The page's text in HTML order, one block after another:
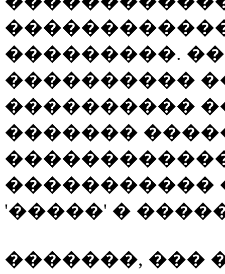
���������.
����������
����������
�������
�����������
'�����' �
�������, ���